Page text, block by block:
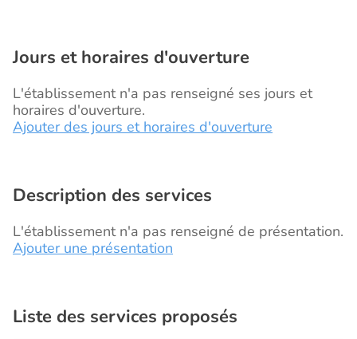
Jours et horaires d'ouverture
L'établissement n'a pas renseigné ses jours et
horaires d'ouverture.
Ajouter des jours et horaires d'ouverture
Description des services
L'établissement n'a pas renseigné de présentation.
Ajouter une présentation
Liste des services proposés